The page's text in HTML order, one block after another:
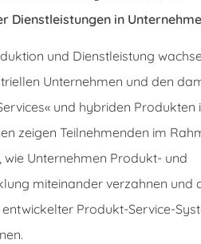
Dienstleistungen in
und Dienstleistung
Unternehmen und den
und hybriden
zeigen Teilnehmenden im
wie Unternehmen Produkt- und
miteinander verzahnen und
Produkt-Service-